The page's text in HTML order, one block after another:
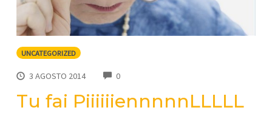
UNCATEGORIZED
3 AGOSTO 2014 0COMMENTS
Tu fai PiiiiiiennnnnLLLLL